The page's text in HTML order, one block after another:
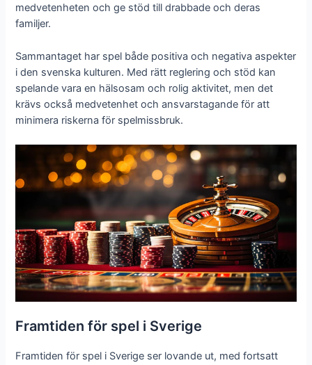
medvetenheten och ge stöd till drabbade och deras
familjer.
Sammantaget har spel både positiva och negativa aspekter
i den svenska kulturen. Med rätt reglering och stöd kan
spelande vara en hälsosam och rolig aktivitet, men det
krävs också medvetenhet och ansvarstagande för att
minimera riskerna för spelmissbruk.
Framtiden för spel i Sverige
Framtiden för spel i Sverige ser lovande ut, med fortsatt